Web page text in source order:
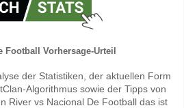
Football Vorhersage-Urteil
der Statistiken, der aktuellen Form
Algorithmus sowie der Tipps von
River vs Nacional De Football das ist